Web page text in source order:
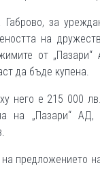
за
на
от
да бъде купена.
него е 215 000
на „Пазари“
предложението